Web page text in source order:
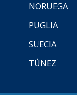
NORUEGA
PUGLIA
SUECIA
TÚNEZ